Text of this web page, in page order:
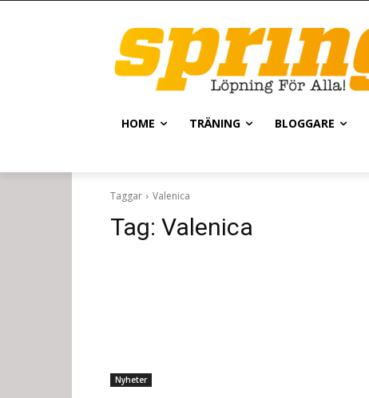
HOME TRÄNING BLOGGARE
Taggar Valenica
Tag: Valenica
Nyheter